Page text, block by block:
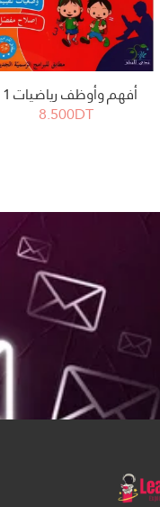
أفهم وأوظف رياضيات 1
8.500DT